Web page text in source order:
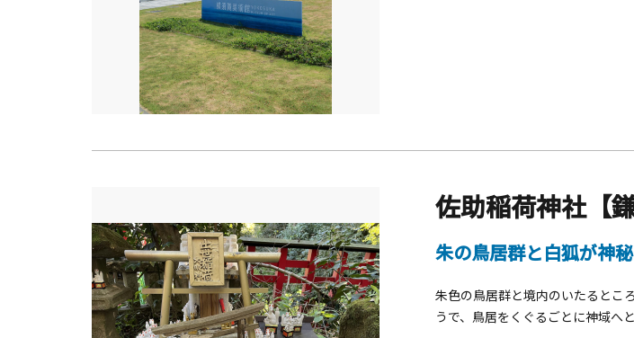
佐助稲荷神社【鎌
朱の鳥居群と白狐が神
朱色の鳥居群と境内のいたるとこ
うで、鳥居をくぐるごとに神域へ